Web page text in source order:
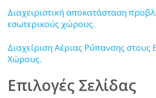
Διαχειριστική αποκατάσταση
εσωτερικούς χώρους.
Διαχείριση Αέριας Ρύπανσης στους
Χώρους.
Επιλογές Σελίδας